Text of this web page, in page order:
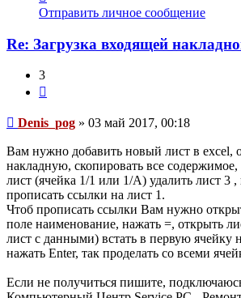
информация
пользователя
Отправить личное сообщение
Re: Загрузка входящей
3
Сообщение
Denis_pog » 03 май 2017, 00:18
Вам нужно добавить новый лист в excel,
накладную, скопировать все
лист (ячейка 1/1 или 1/A) удалить лист 3
прописать ссылки на лист 1.
Чтоб прописать ссылки Вам нужно
поле наименование, нажать =, открыть
лист с данными) встать в первую ячейку
нажать Enter, так проделать со всеми
Если не получиться пишите,